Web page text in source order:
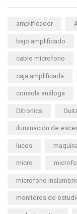
amplificador
bajo amplificado
cable microfono
caja amplificada
consola análoga
Ditronics
iluminación de
luces
micro
microfono
monitores de